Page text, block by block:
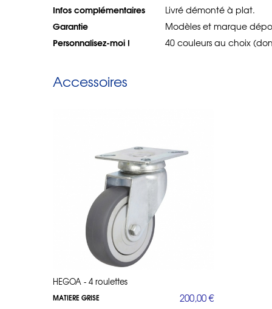
Infos complémentaires Livré démonté à plat.
Garantie Modèles et marque
Personnalisez-moi ! 40 couleurs au choix
Accessoires
HEGOA - 4 roulettes
MATIERE GRISE 200,00 €